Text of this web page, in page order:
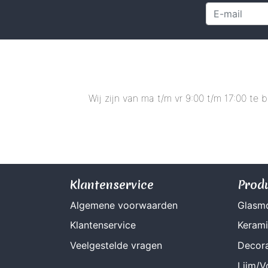
Wij zijn van ma t/m vr 9:00 t/m 17:00 te
Klantenservice
Algemene voorwaarden
Klantenservice
Veelgestelde vragen
Lijm/